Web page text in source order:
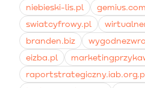
niebieski-lis.pl
gemius.com
swiatcyfrowy.pl
branden.biz
eizba.pl